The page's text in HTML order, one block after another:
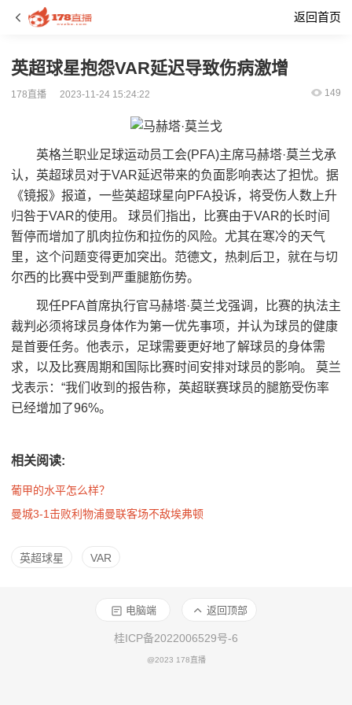
返回首页
英超球星抱怨VAR延迟导致伤病激增
178直播 2023-11-24 15:24:22 149
英格兰职业足球运动员工会(PFA)主席马赫塔·莫兰戈承
认，英超球员对于VAR延迟带来的负面影响表达了担忧。据
《镜报》报道，一些英超球星向PFA投诉，将受伤人数上升
归咎于VAR的使用。 球员们指出，比赛由于VAR的长时间
暂停而增加了肌肉拉伤和拉伤的风险。尤其在寒冷的天气
里，这个问题变得更加突出。范德文，热刺后卫，就在与切
尔西的比赛中受到严重腿筋伤势。
现任PFA首席执行官马赫塔·莫兰戈强调，比赛的执法主
裁判必须将球员身体作为第一优先事项，并认为球员的健康
是首要任务。他表示，足球需要更好地了解球员的身体需
求，以及比赛周期和国际比赛时间安排对球员的影响。 莫兰
戈表示：“我们收到的报告称，英超联赛球员的腿筋受伤率
已经增加了96%。
相关阅读:
葡甲的水平怎么样？
曼城3-1击败利物浦曼联客场不敌埃弗顿
英超球星 VAR
电脑端 返回顶部
桂ICP备2022006529号-6
@2023 178直播